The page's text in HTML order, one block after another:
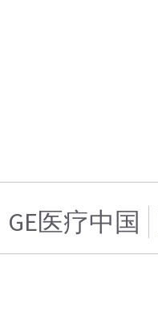
GE医疗中国